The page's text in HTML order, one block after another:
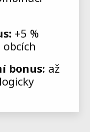
+5 %
bonus: až